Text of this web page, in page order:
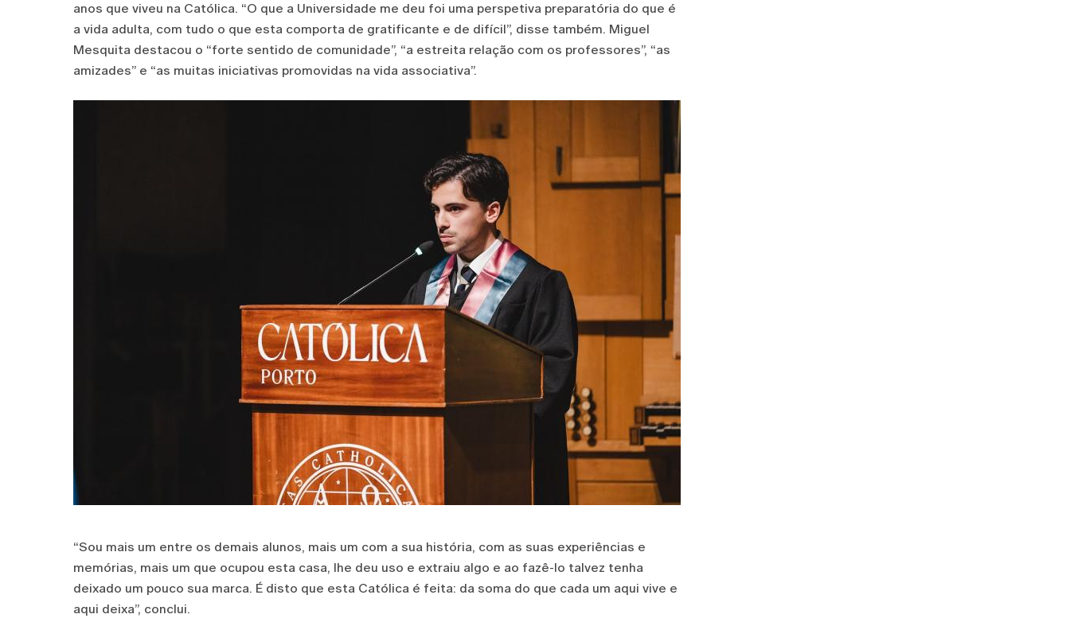
anos que viveu na Católica. “O que a Universidade me deu foi uma perspetiva preparatória do que é
a vida adulta, com tudo o que esta comporta de gratificante e de difícil”, disse também. Miguel
Mesquita destacou o “forte sentido de comunidade”, “a estreita relação com os professores”, “as
amizades” e “as muitas iniciativas promovidas na vida associativa”.
“Sou mais um entre os demais alunos, mais um com a sua história, com as suas experiências e
memórias, mais um que ocupou esta casa, lhe deu uso e extraiu algo e ao fazê-lo talvez tenha
deixado um pouco sua marca. É disto que esta Católica é feita: da soma do que cada um aqui vive e
aqui deixa”, conclui.